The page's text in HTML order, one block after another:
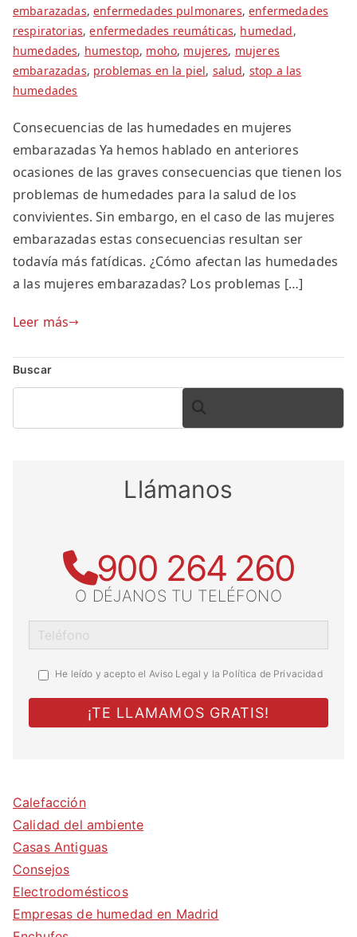
embarazadas,enfermedades pulmonares,enfermedades
respiratorias,enfermedades reumáticas, humedad,
humedades, humestop, moho, mujeres, mujeres
embarazadas, problemas en la piel, salud, stop a las
humedades
Consecuencias de las humedades en mujeres
embarazadas Ya hemos hablado en anteriores
ocasiones de las graves consecuencias que tienen los
problemas de humedades para la salud de los
convivientes. Sin embargo, en el caso de las mujeres
embarazadas estas consecuencias resultan ser
todavía más fatídicas. ¿Cómo afectan las humedades
a las mujeres embarazadas? Los problemas […]
Leer más
Buscar
BUSCAR
Llámanos
900 264 260
O DÉJANOS TU TELÉFONO
He leído y acepto el Aviso Legal y la Política de Privacidad
Calefacción
Calidad del ambiente
Casas Antiguas
Consejos
Electrodomésticos
Empresas de humedad en Madrid